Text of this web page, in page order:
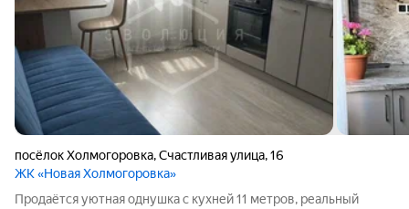
посёлок Холмогоровка,Счастливая улица,16
ЖК «Новая Холмогоровка»
Продаётся уютная однушка с кухней 11 метров, реальный